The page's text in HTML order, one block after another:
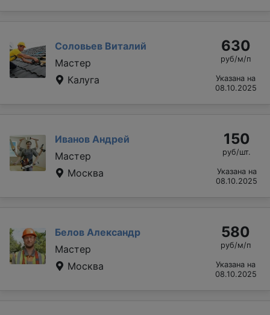
Соловьев Виталий
Мастер
Калуга
630
руб/м/п
Указана на
08.10.2025
Иванов Андрей
Мастер
Москва
150
руб/шт.
Указана на
08.10.2025
Белов Александр
Мастер
Москва
580
руб/м/п
Указана на
08.10.2025